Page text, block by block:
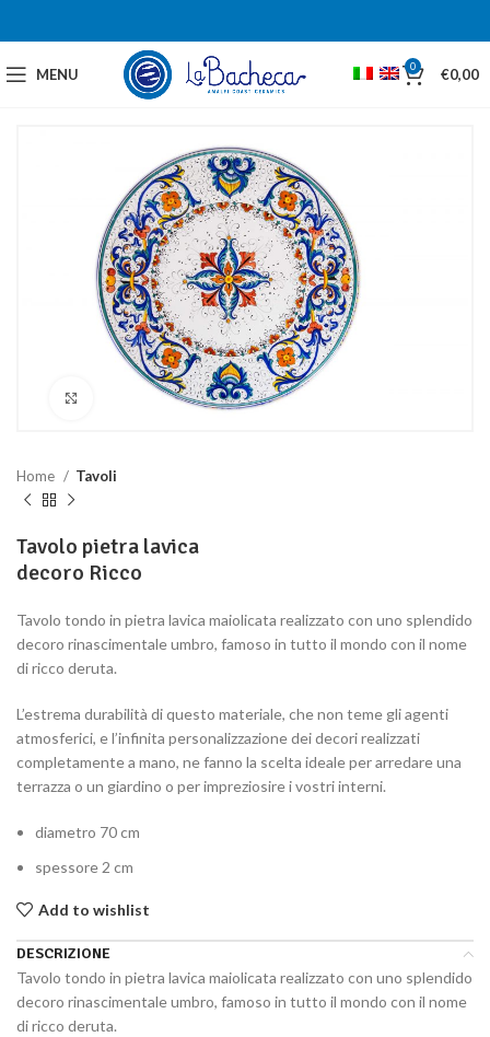
MENU 0 €0,00
Click to enlarge
Home Tavoli
Tavolo pietra lavica
decoro Ricco
Tavolo tondo in pietra lavica maiolicata realizzato con uno splendido
decoro rinascimentale umbro, famoso in tutto il mondo con il nome
di ricco deruta.
L’estrema durabilità di questo materiale, che non teme gli agenti
atmosferici, e l’infinita personalizzazione dei decori realizzati
completamente a mano, ne fanno la scelta ideale per arredare una
terrazza o un giardino o per impreziosire i vostri interni.
diametro 70 cm
spessore 2 cm
Add to wishlist
DESCRIZIONE
Tavolo tondo in pietra lavica maiolicata realizzato con uno splendido
decoro rinascimentale umbro, famoso in tutto il mondo con il nome
di ricco deruta.